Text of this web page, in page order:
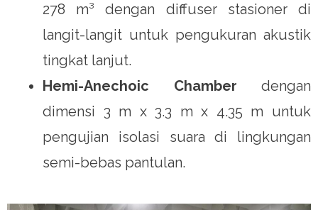
278 m³ dengan diffuser stasioner di
langit-langit untuk pengukuran akustik
tingkat lanjut.
Hemi-Anechoic Chamber dengan
dimensi 3 m x 3.3 m x 4.35 m untuk
pengujian isolasi suara di lingkungan
semi-bebas pantulan.